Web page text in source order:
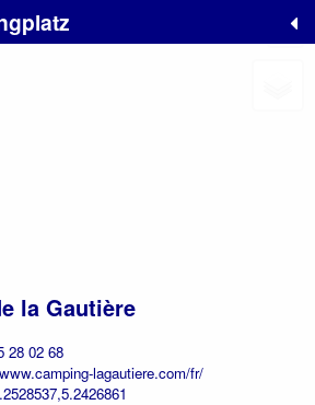
la Gautière
28 02 68
lagautiere.com/fr/